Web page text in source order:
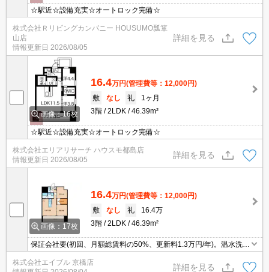
☆駅近☆設備充実☆オートロック完備☆
株式会社Ｒリビングカンパニー HOUSUMO瓢箪
山店
情報更新日 2026/08/05
詳細を見る
画像：16枚
16.4万円(管理費等：12,000円)
敷
なし 礼
1ヶ月
3階
2LDK 46.39m²
☆駅近☆設備充実☆オートロック完備☆
株式会社エリアリサーチ ハウスモ都島店
情報更新日 2026/08/05
詳細を見る
画像：17枚
16.4万円(管理費等：12,000円)
敷
なし 礼
16.4万
3階
2LDK 46.39m²
保証会社要(初回、月額総賃料の50%、更新料1.3万円/年)。温水洗浄
便座付き。室内に洗濯機置場あり。システムキッチン。ガスコンロ
付き。TVインターホン付き。居室フローリング。シューズボックス
株式会社エイブル 京橋店
詳細を見る